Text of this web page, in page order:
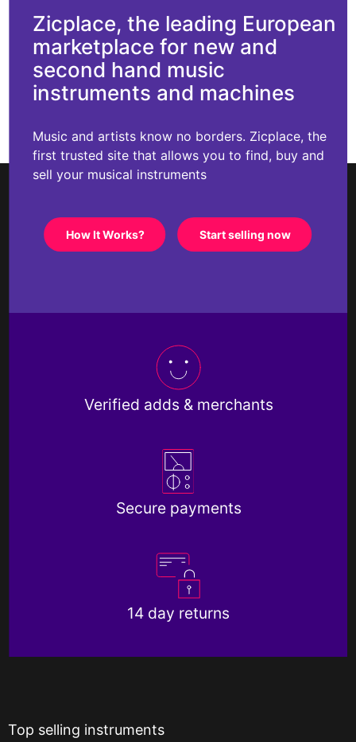
Zicplace, the leading European
marketplace for new and
second hand music
instruments and machines
Music and artists know no borders. Zicplace, the
first trusted site that allows you to find, buy and
sell your musical instruments
How It Works? Start selling now
Verified adds & merchants
Secure payments
14 day returns
Top selling instruments